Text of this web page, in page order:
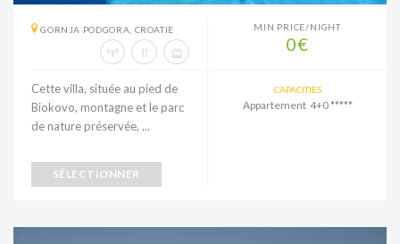
GORNJA PODGORA, CROATIE MIN PRICE/NIGHT
0€
Cette villa, située au pied de
Biokovo, montagne et le parc
de nature préservée, ...
SÉLECTIONNER
CAPACITIES
Appartement 4+0 *****